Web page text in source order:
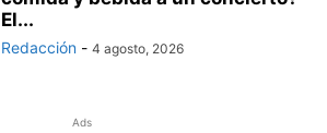
El...
Redacción - 4 agosto, 2026
Ads